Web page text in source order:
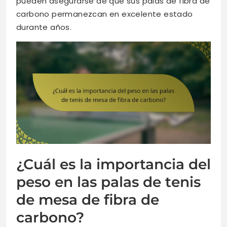
carbono permanezcan en excelente estado
durante años.
¿Cuál es la importancia del
peso en las palas de tenis
de mesa de fibra de
carbono?